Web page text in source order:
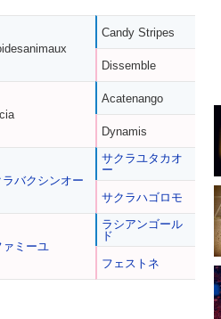
ラバクシンオー
ァミーユ
Candy Stripes
Dissemble
Acatenango
Dynamis
サクラユタカオ
ー
サクラハゴロモ
ラシアンゴール
ド
フェストネ